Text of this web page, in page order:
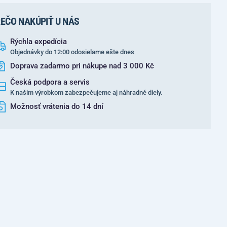
NAKÚPIŤ U NÁS
Rýchla expedícia
Objednávky do 12:00 odosielame ešte dnes
Doprava zadarmo pri nákupe nad 3 000 Kč
Česká podpora a servis
K našim výrobkom zabezpečujeme aj náhradné diely.
Možnosť vrátenia do 14 dní